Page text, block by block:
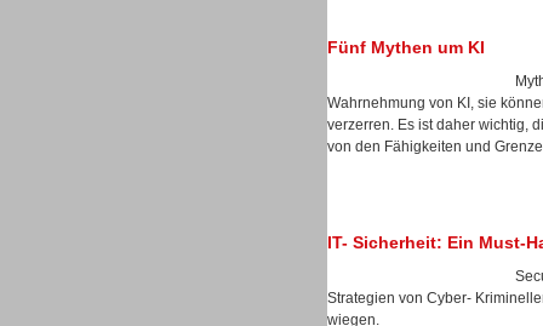
Fünf Mythen um KI
Wahrnehmung von KI, sie
verzerren. Es ist daher wichtig,
von den Fähigkeiten und
IT- Sicherheit: Ein Must-
Strategien von Cyber-
wiegen.